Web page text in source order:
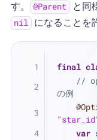
す。
@Parent と同
nil になることを
final
//
の例
var